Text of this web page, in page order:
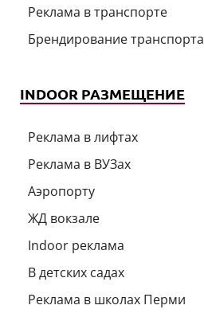
Реклама в транспорте
Брендирование транспорта
INDOOR РАЗМЕЩЕНИЕ
Реклама в лифтах
Реклама в ВУЗах
Аэропорту
ЖД вокзале
Indoor реклама
В детских садах
Реклама в школах Перми